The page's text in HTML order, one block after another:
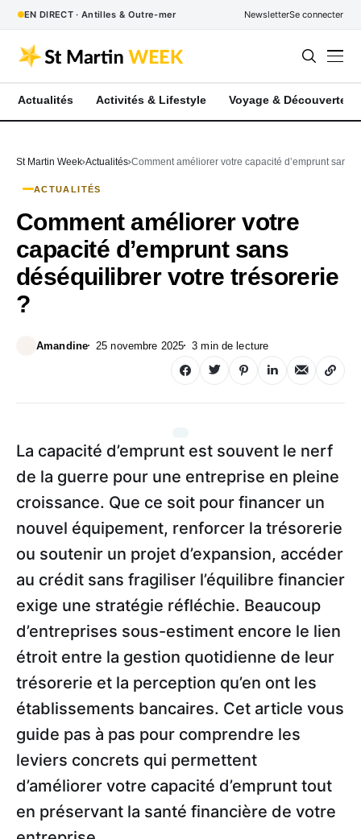
EN DIRECT · Antilles & Outre-mer NewsletterSe connecter
Actualités Activités & Lifestyle Voyage & Découverte
St Martin Week Actualités Comment améliorer votre capacité d’emprunt sans
ACTUALITÉS
Comment améliorer votre
capacité d’emprunt sans
déséquilibrer votre trésorerie
?
Amandine 25 novembre 2025 3 min de lecture
La capacité d’emprunt est souvent le nerf
de la guerre pour une entreprise en pleine
croissance. Que ce soit pour financer un
nouvel équipement, renforcer la trésorerie
ou soutenir un projet d’expansion, accéder
au crédit sans fragiliser l’équilibre financier
exige une stratégie réfléchie. Beaucoup
d’entreprises sous-estiment encore le lien
étroit entre la gestion quotidienne de leur
trésorerie et la perception qu’en ont les
établissements bancaires. Cet article vous
guide pas à pas pour comprendre les
leviers concrets qui permettent
d’améliorer votre capacité d’emprunt tout
en préservant la santé financière de votre